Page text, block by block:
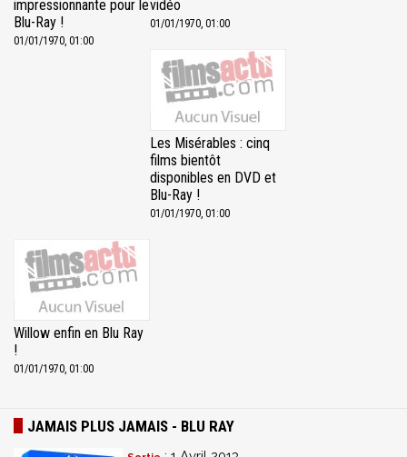
impressionnante pour le
Blu-Ray !
01/01/1970, 01:00
vidéo
01/01/1970, 01:00
Les Misérables : cinq
films bientôt
disponibles en DVD et
Blu-Ray !
01/01/1970, 01:00
Willow enfin en Blu Ray
!
01/01/1970, 01:00
JAMAIS PLUS JAMAIS - BLU RAY